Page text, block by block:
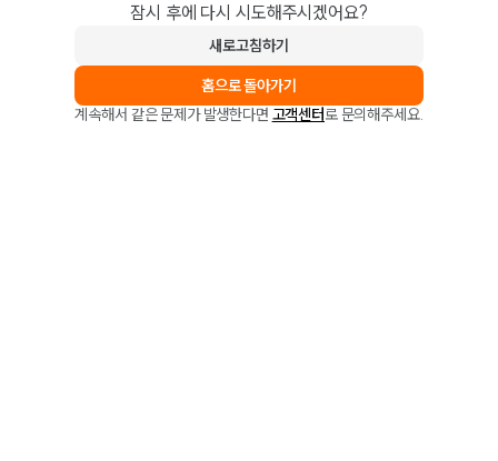
잠시 후에 다시 시도해주시겠어요?
새로고침하기
홈으로 돌아가기
계속해서 같은 문제가 발생한다면 고객센터로 문의해주세요.